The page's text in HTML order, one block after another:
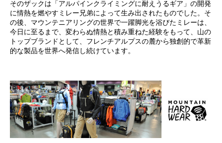
そのザックは「アルパインクライミングに耐えうるギア」の開発
に情熱を燃やすミレー兄弟によって生み出されたものでした。そ
の後、マウンテニアリングの世界で一躍脚光を浴びたミレーは、
今日に至るまで、変わらぬ情熱と積み重ねた経験をもって、山の
トップブランドとして、フレンチアルプスの麓から独創的で革新
的な製品を世界へ発信し続けています。